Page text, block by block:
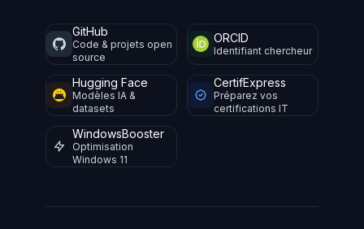
GitHub
Code & projets open
source
ORCID
Identifiant chercheur
Hugging Face
Modèles IA &
datasets
CertifExpress
Préparez vos
certifications IT
WindowsBooster
Optimisation
Windows 11